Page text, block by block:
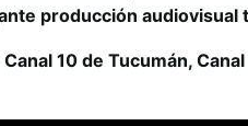
producción audiovisual
10 de Tucumán,